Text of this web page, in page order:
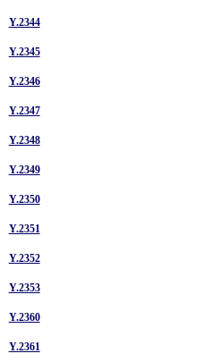
Y.2344
Y.2345
Y.2346
Y.2347
Y.2348
Y.2349
Y.2350
Y.2351
Y.2352
Y.2353
Y.2360
Y.2361